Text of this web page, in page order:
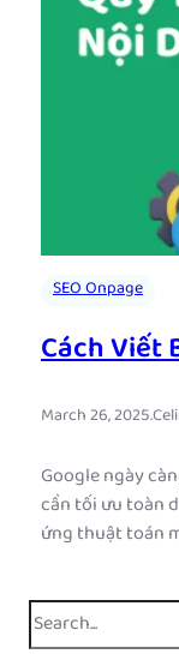
SEO Onpage
Cách Viết
March 26, 2025.
Google ngày
cần tối ưu toàn
ứng thuật toán
S
e